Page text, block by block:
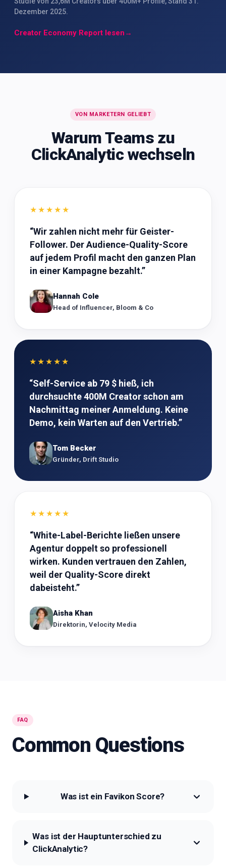
Dezember 2025.
Creator Economy Report lesen →
VON MARKETERN GELIEBT
Warum Teams zu
ClickAnalytic wechseln
★★★★★
“Wir zahlen nicht mehr für Geister-
Follower. Der Audience-Quality-Score
auf jedem Profil macht den ganzen Plan
in einer Kampagne bezahlt.”
Hannah Cole
Head of Influencer, Bloom & Co
★★★★★
“Self-Service ab 79 $ hieß, ich
durchsuchte 400M Creator schon am
Nachmittag meiner Anmeldung. Keine
Demo, kein Warten auf den Vertrieb.”
Tom Becker
Gründer, Drift Studio
★★★★★
“White-Label-Berichte ließen unsere
Agentur doppelt so professionell
wirken. Kunden vertrauen den Zahlen,
weil der Quality-Score direkt
dabeisteht.”
Aisha Khan
Direktorin, Velocity Media
FAQ
Common Questions
Was ist ein Favikon Score?
Was ist der Hauptunterschied zu
ClickAnalytic?